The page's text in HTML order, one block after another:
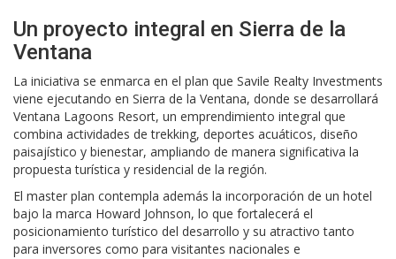
Un proyecto integral en Sierra de la
Ventana
La iniciativa se enmarca en el plan que Savile Realty Investments
viene ejecutando en Sierra de la Ventana, donde se desarrollará
Ventana Lagoons Resort, un emprendimiento integral que
combina actividades de trekking, deportes acuáticos, diseño
paisajístico y bienestar, ampliando de manera significativa la
propuesta turística y residencial de la región.
El master plan contempla además la incorporación de un hotel
bajo la marca Howard Johnson, lo que fortalecerá el
posicionamiento turístico del desarrollo y su atractivo tanto
para inversores como para visitantes nacionales e